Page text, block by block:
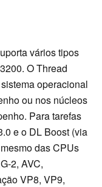
vários tipos
O Thread
operacional
ou nos núcleos
Para tarefas
e o DL Boost (via
das CPUs
2, AVC,
VP8, VP9,